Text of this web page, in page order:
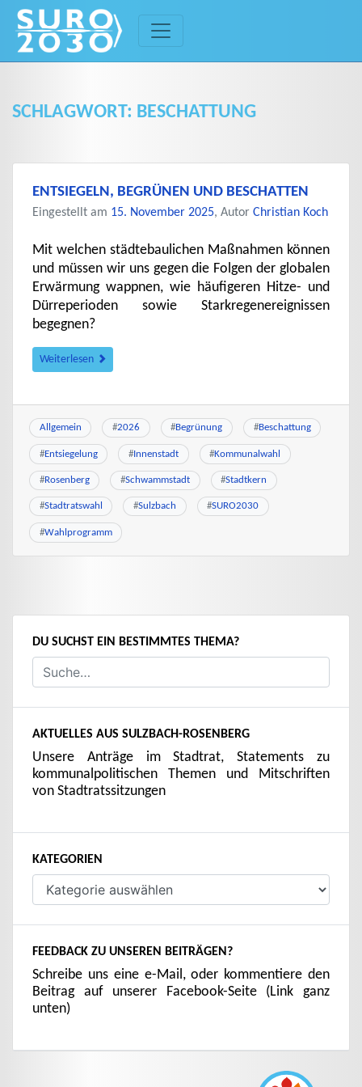
content
SCHLAGWORT: BESCHATTUNG
ENTSIEGELN, BEGRÜNEN UND BESCHATTEN
Eingestellt am 15. November 2025, Autor Christian Koch
Mit welchen städtebaulichen Maßnahmen können
und müssen wir uns gegen die Folgen der globalen
Erwärmung wappnen, wie häufigeren Hitze- und
Dürreperioden sowie Starkregenereignissen
begegnen?
Weiterlesen
Allgemein #2026 #Begrünung #Beschattung
#Entsiegelung #Innenstadt #Kommunalwahl
#Rosenberg #Schwammstadt #Stadtkern
#Stadtratswahl #Sulzbach #SURO2030
#Wahlprogramm
DU SUCHST EIN BESTIMMTES THEMA?
AKTUELLES AUS SULZBACH-ROSENBERG
Unsere Anträge im Stadtrat, Statements zu
kommunalpolitischen Themen und Mitschriften
von Stadtratssitzungen
KATEGORIEN
FEEDBACK ZU UNSEREN BEITRÄGEN?
Schreibe uns eine e-Mail, oder kommentiere den
Beitrag auf unserer Facebook-Seite (Link ganz
unten)